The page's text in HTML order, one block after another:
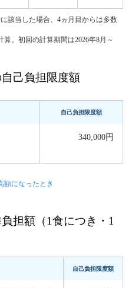
該当した場合、4ヵ月目からは多数
。初回の計算期間は2026年8月～
己負担限度額
自己負担限度額
340,000円
額になったとき
担額（1食につき・1
自己負担限度額